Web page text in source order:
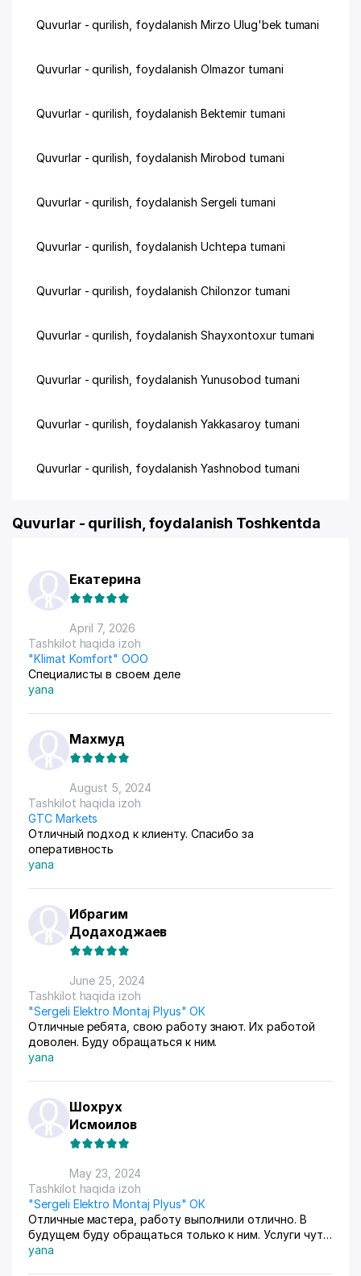
Quvurlar - qurilish, foydalanish Mirzo Ulug'bek tumani
Quvurlar - qurilish, foydalanish Olmazor tumani
Quvurlar - qurilish, foydalanish Bektemir tumani
Quvurlar - qurilish, foydalanish Mirobod tumani
Quvurlar - qurilish, foydalanish Sergeli tumani
Quvurlar - qurilish, foydalanish Uchtepa tumani
Quvurlar - qurilish, foydalanish Chilonzor tumani
Quvurlar - qurilish, foydalanish Shayxontoxur tumani
Quvurlar - qurilish, foydalanish Yunusobod tumani
Quvurlar - qurilish, foydalanish Yakkasaroy tumani
Quvurlar - qurilish, foydalanish Yashnobod tumani
Quvurlar - qurilish, foydalanish Toshkentda
Екатерина
April 7, 2026
Tashkilot haqida izoh
"Klimat Komfort" ООО
Специалисты в своем деле
yana
Махмуд
August 5, 2024
Tashkilot haqida izoh
GTC Markets
Отличный подход к клиенту. Спасибо за
оперативность
yana
Ибрагим
Додаходжаев
June 25, 2024
Tashkilot haqida izoh
"Sergeli Elektro Montaj Plyus" ОК
Отличные ребята, свою работу знают. Их работой
доволен. Буду обращаться к ним.
yana
Шохрух
Исмоилов
May 23, 2024
Tashkilot haqida izoh
"Sergeli Elektro Montaj Plyus" ОК
Отличные мастера, работу выполнили отлично. В
будущем буду обращаться только к ним. Услуги чуть
дорого, но качественно и акуратно.
yana